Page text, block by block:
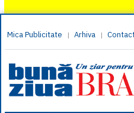
Mica Publicitate | Arhiva |